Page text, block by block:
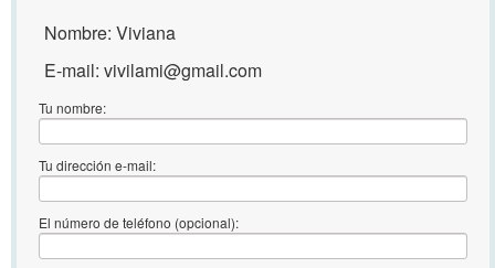
Nombre: Viviana
E-mail: vivilami@gmail.com
Tu nombre:
Tu dirección e-mail:
El número de teléfono (opcional):